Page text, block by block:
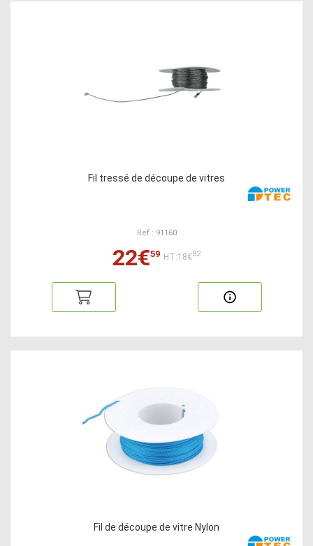
Fil tressé de découpe de vitres
Ref : 91160
22€59 HT:18€82
Fil de découpe de vitre Nylon